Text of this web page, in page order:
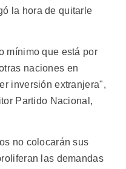
la hora de quitarle
mínimo que está por
naciones en
inversión extranjera",
Partido Nacional,
no colocarán sus
las demandas